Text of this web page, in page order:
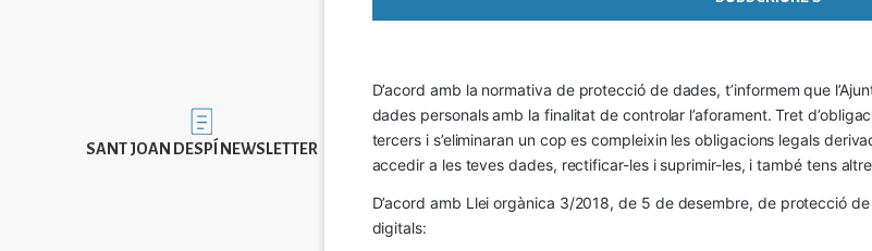
Imatge
SANT JOAN DESPÍ NEWSLETTER
D’acord amb la normativa de protecció de dades, t’informem que
dades personals amb la finalitat de controlar l’aforament. Tret
tercers i s’eliminaran un cop es compleixin les obligacions legals
accedir a les teves dades, rectificar-les i suprimir-les, i també tens
D’acord amb Llei orgànica 3/2018, de 5 de desembre, de protecció
digitals: